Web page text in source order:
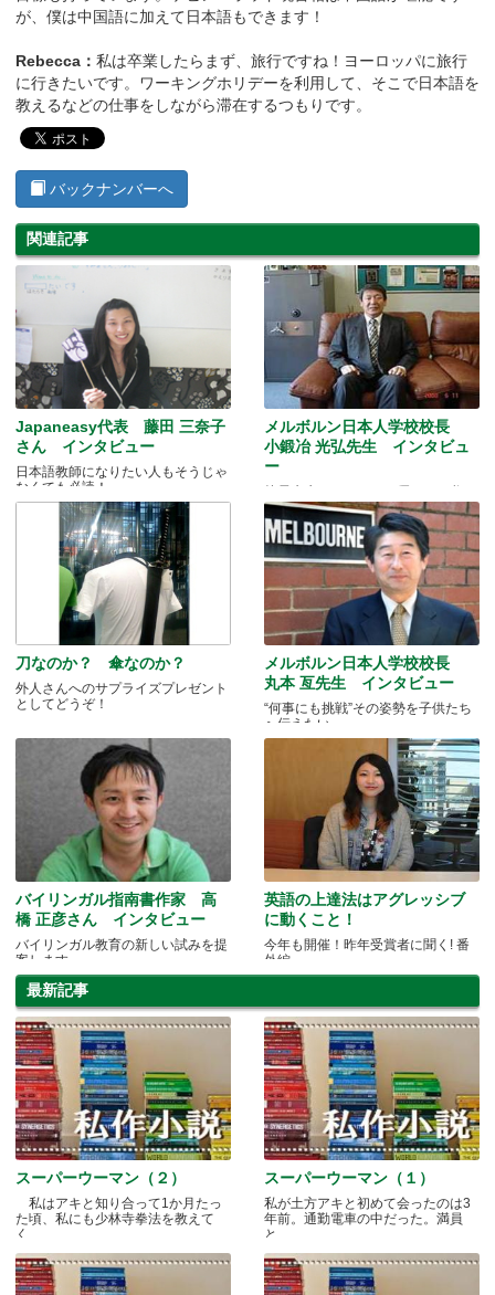
が、僕は中国語に加えて日本語もできます！
Rebecca： 私は卒業したらまず、旅行ですね！ヨーロッパに旅行
に行きたいです。ワーキングホリデーを利用して、そこで日本語を
教えるなどの仕事をしながら滞在するつもりです。
バックナンバーへ
関連記事
Japaneasy代表 藤田 三奈子
さん インタビュー
日本語教師になりたい人もそうじゃ
なくても必読！
メルボルン日本人学校校長
小鍛冶 光弘先生 インタビュ
ー
ん。
刀なのか？ 傘なのか？
外人さんへのサプライズプレゼント
としてどうぞ！
メルボルン日本人学校校長
丸本 亙先生 インタビュー
“何事にも挑戦”その姿勢を子供たち
へ伝えたい
バイリンガル指南書作家 高
橋 正彦さん インタビュー
バイリンガル教育の新しい試みを提
案します。
英語の上達法はアグレッシブ
に動くこと！
今年も開催！昨年受賞者に聞く! 番
外編
最新記事
スーパーウーマン（２）
私はアキと知り合って1か月たっ
た頃、私にも少林寺拳法を教えて
く.....
スーパーウーマン（１）
私が土方アキと初めて会ったのは3
年前。通勤電車の中だった。満員
と.....